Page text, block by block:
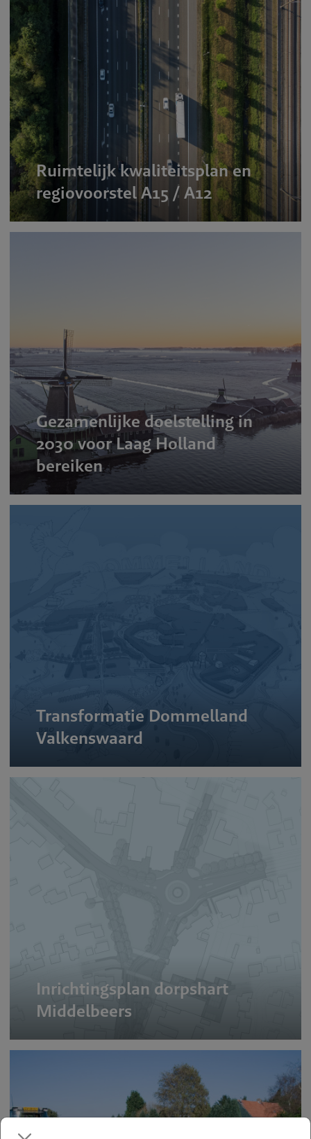
Ruimtelijk kwaliteitsplan en
regiovoorstel A15 / A12
Gezamenlijke doelstelling in
2030 voor Laag Holland
bereiken
Transformatie Dommelland
Valkenswaard
Inrichtingsplan dorpshart
Middelbeers